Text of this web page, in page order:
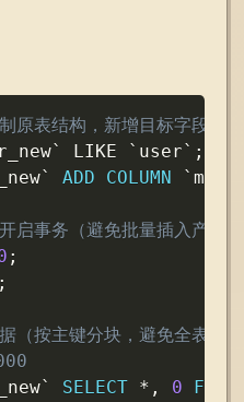
表结构，新增目标字段）
` LIKE ` user` ;
` ADD COLUMN `
事务（避免批量插入产生
;
;
按主键分块，避免全表扫
` SELECT * , 0
FROM
Copy